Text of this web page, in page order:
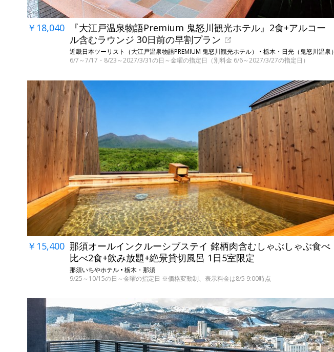
￥18,040
『大江戸温泉物語Premium 鬼怒川観光ホテル』2食+アルコー
ル含むラウンジ 30日前の早割プラン
近畿日本ツーリスト（大江戸温泉物語PREMIUM 鬼怒川観光ホテル） • 栃木・日光（鬼怒川温泉）
6/7～7/17・8/23～2027/3/31の日～金曜の指定日（別料金 6/6～2027/3/27の指定日）
￥15,400 那須オールインクルーシブステイ 銘柄肉含むしゃぶしゃぶ食べ
比べ2食+飲み放題+絶景貸切風呂 1日5室限定
那須いちやホテル • 栃木・那須
9/25～10/15の日～金曜の指定日 ※価格変動制、表示料金は8/5 9:00時点